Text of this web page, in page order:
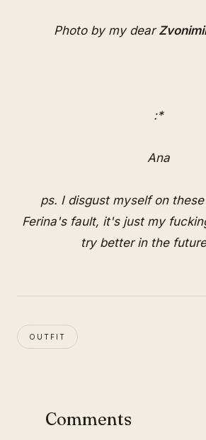
Photo by my dear
:*
Ana
ps. I disgust myself on
Ferina's fault, it's just my
try better in the
OUTFIT
Comments